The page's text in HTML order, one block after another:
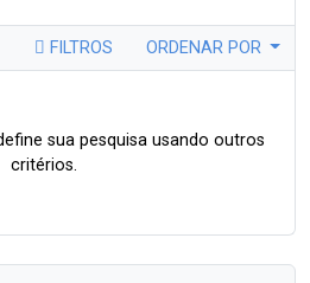
FILTROS ORDENAR POR
sua pesquisa usando outros
critérios.